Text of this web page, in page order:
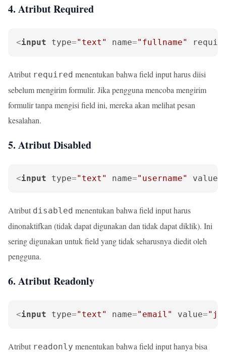
4. Atribut Required
<input type="text" name="fullname"
Atribut required menentukan bahwa field input harus diisi
sebelum mengirim formulir. Jika pengguna mencoba mengirim
formulir tanpa mengisi field ini, mereka akan melihat pesan
kesalahan.
5. Atribut Disabled
<input type="text" name="username" value
Atribut disabled menentukan bahwa field input harus
dinonaktifkan (tidak dapat digunakan dan tidak dapat diklik). Ini
sering digunakan untuk field yang tidak seharusnya diedit oleh
pengguna.
6. Atribut Readonly
<input type="text" name="email" value=
Atribut readonly menentukan bahwa field input hanya bisa